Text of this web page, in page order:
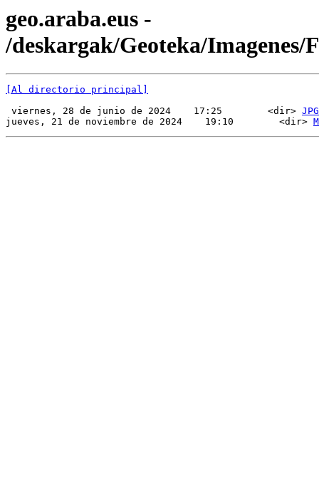
geo.araba.eus -
/deskargak/Geoteka/Imagenes/
[Al directorio principal]
viernes, 28 de junio de 2024    17:25        <dir> JPG
jueves, 21 de noviembre de 2024    19:10        <dir>